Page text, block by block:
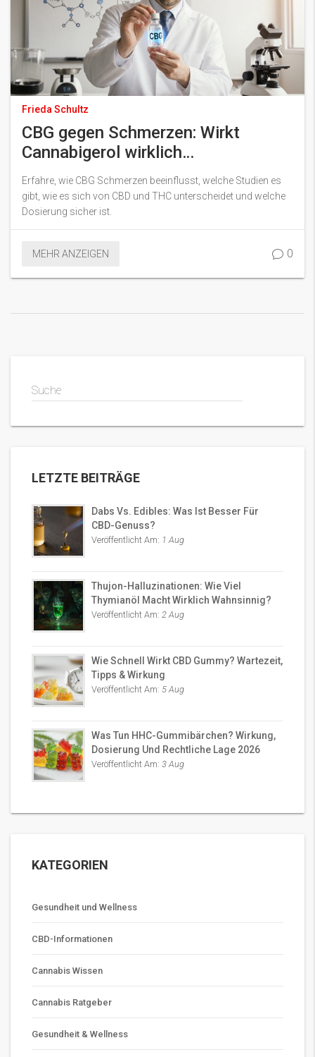
Frieda Schultz
CBG gegen Schmerzen: Wirkt
Cannabigerol wirklich
schmerzlindernd?
Erfahre, wie CBG Schmerzen beeinflusst, welche Studien es
gibt, wie es sich von CBD und THC unterscheidet und welche
Dosierung sicher ist.
MEHR ANZEIGEN 0
Suche
LETZTE BEITRÄGE
Dabs Vs. Edibles: Was Ist Besser Für
CBD-Genuss?
Veröffentlicht Am: 1 Aug
Thujon-Halluzinationen: Wie Viel
Thymianöl Macht Wirklich Wahnsinnig?
Veröffentlicht Am: 2 Aug
Wie Schnell Wirkt CBD Gummy? Wartezeit,
Tipps & Wirkung
Veröffentlicht Am: 5 Aug
Was Tun HHC-Gummibärchen? Wirkung,
Dosierung Und Rechtliche Lage 2026
Veröffentlicht Am: 3 Aug
KATEGORIEN
Gesundheit und Wellness
CBD-Informationen
Cannabis Wissen
Cannabis Ratgeber
Gesundheit & Wellness